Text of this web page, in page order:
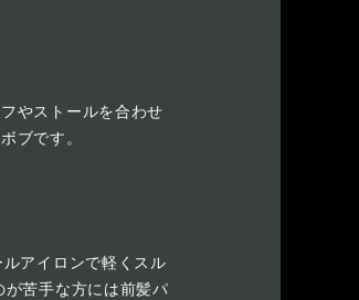
やストールを合わせ
ブです。
アイロンで軽くスル
苦手な方には前髪パ